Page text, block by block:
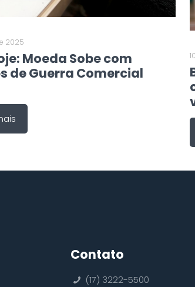
2025
Moeda Sobe com
de Guerra Comercial
Contato
(17) 3222-5500